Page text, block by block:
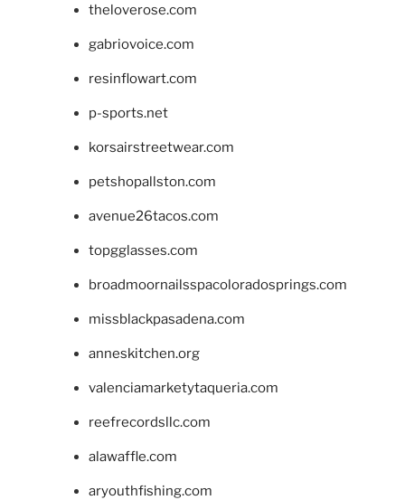
theloverose.com
gabriovoice.com
resinflowart.com
p-sports.net
korsairstreetwear.com
petshopallston.com
avenue26tacos.com
topgglasses.com
broadmoornailsspacoloradosprings.com
missblackpasadena.com
anneskitchen.org
valenciamarketytaqueria.com
reefrecordsllc.com
alawaffle.com
aryouthfishing.com